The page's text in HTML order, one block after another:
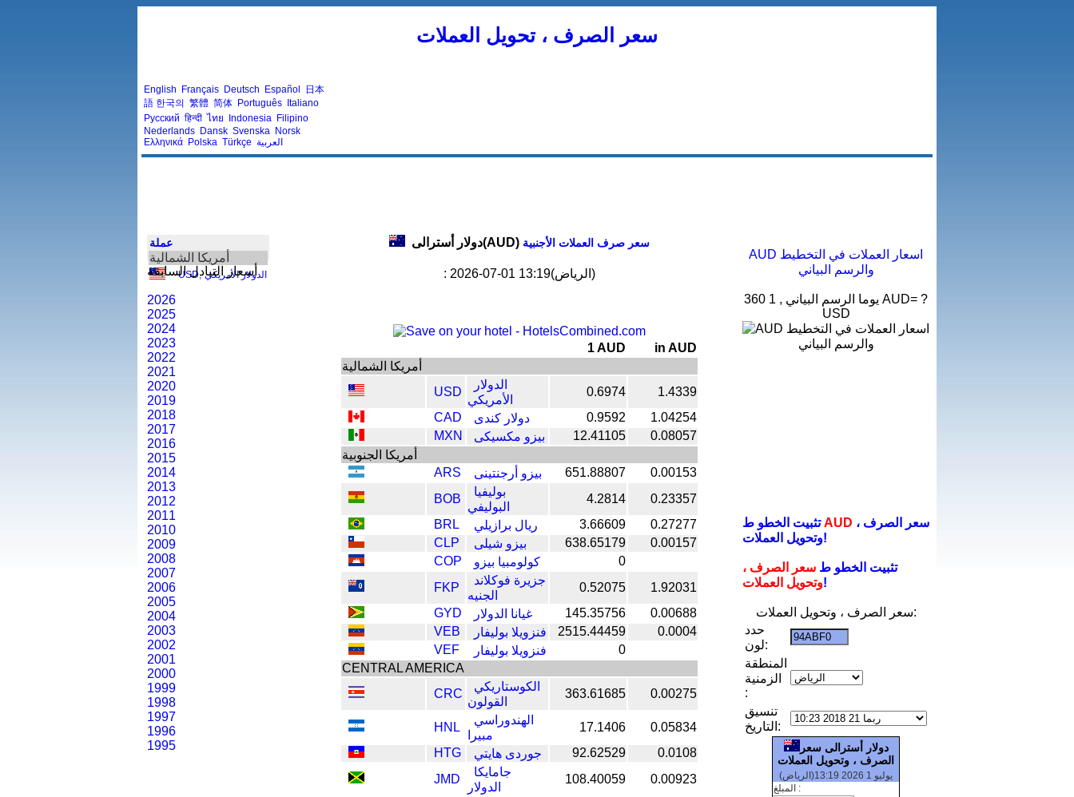
سعر الصرف ، تحويل العملات
English Français Deutsch Español
日本
語 한국의 繁體 简体 Português Italiano
Русский हिन्दी ไทย Indonesia Filipino
Nederlands Dansk Svenska Norsk
Ελληνικά Polska Türkçe العربية
عملة
أمريكا الشمالية
USD, الدولار الأمريكي
أسعار التبادل السابقة
2026
2025
2024
2023
2022
2021
2020
2019
2018
2017
2016
2015
2014
2013
2012
2011
2010
2009
2008
2007
2006
2005
2004
2003
2002
2001
2000
1999
1998
1997
1996
1995
دولار أسترالى(AUD) سعر صرف العملات الأجنبية
: 2026-07-01 13:19(الرياض)
1 AUD
in AUD
أمريكا الشمالية
USD
الدولار
الأمريكي
0.6974
1.4339
CAD
دولار كندى 0.9592
1.04254
MXN
بيزو مكسيكى 12.41105
0.08057
أمريكا الجنوبية
ARS
بيزو أرجنتينى 651.88807
0.00153
BOB
بوليفيا
البوليفي
4.2814
0.23357
BRL
ريال برازيلي 3.66609
0.27277
CLP
بيزو شيلى 638.65179
0.00157
COP
كولومبيا بيزو
0
FKP
جزيرة فوكلاند
الجنيه
0.52075
1.92031
GYD
غيانا الدولار 145.35756
0.00688
VEB
فنزويلا بوليفار 2515.44459
0.0004
VEF
فنزويلا بوليفار
0
CENTRAL AMERICA
CRC
الكوستاريكي
القولون
363.61685 0.00275
HNL
الهندوراسي
مبيرا
17.1406
0.05834
HTG
جوردى هايتي 92.62529
0.0108
JMD
جامايكا
الدولار
108.40059 0.00923
AUD اسعار العملات في التخطيط
والرسم البياني
360 يوما الرسم البياني , 1 AUD= ?
USD
تثبيت الخطو طAUD
وتحويل العملات!
تثبيت الخطو ط سعر الصرف ،
وتحويل العملات!
سعر الصرف ، وتحويل العملات:
حدد
لون:
المنطقة
الزمنية
:
تنسيق
التاريخ:
دولار أسترالى سعر
الصرف ، وتحويل العملات
يوليو 1 2026 13:19(الرياض)
المبلغ :